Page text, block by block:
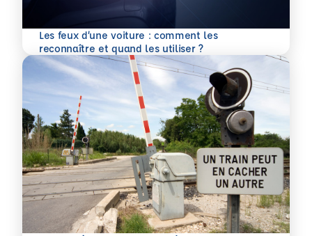
Les feux d’une voiture : comment les
reconnaître et quand les utiliser ?
En savoir plus